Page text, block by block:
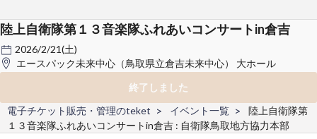
陸上自衛隊第１３音楽隊ふれあいコンサートin倉吉
2026/2/21(土)
エースパック未来中心（鳥取県立倉吉未来中心） 大ホール
終了しました
電子チケット販売・管理のteket
イベント一覧
陸上自衛隊第
１３音楽隊ふれあいコンサートin倉吉 : 自衛隊鳥取地方協力本部